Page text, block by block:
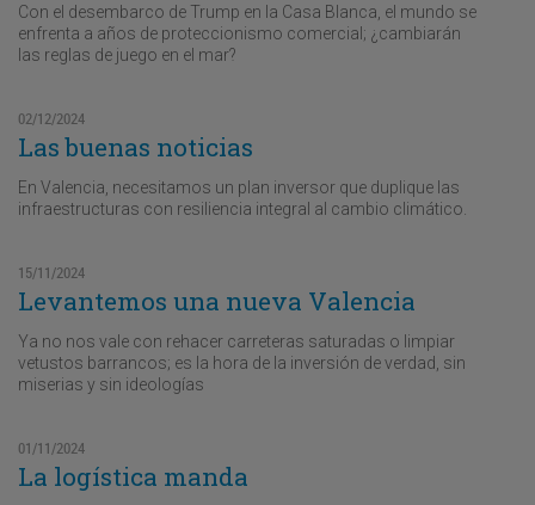
Con el desembarco de Trump en la Casa Blanca, el mundo se
enfrenta a años de proteccionismo comercial; ¿cambiarán
las reglas de juego en el mar?
02/12/2024
Las buenas noticias
En Valencia, necesitamos un plan inversor que duplique las
infraestructuras con resiliencia integral al cambio climático.
15/11/2024
Levantemos una nueva Valencia
Ya no nos vale con rehacer carreteras saturadas o limpiar
vetustos barrancos; es la hora de la inversión de verdad, sin
miserias y sin ideologías
01/11/2024
La logística manda